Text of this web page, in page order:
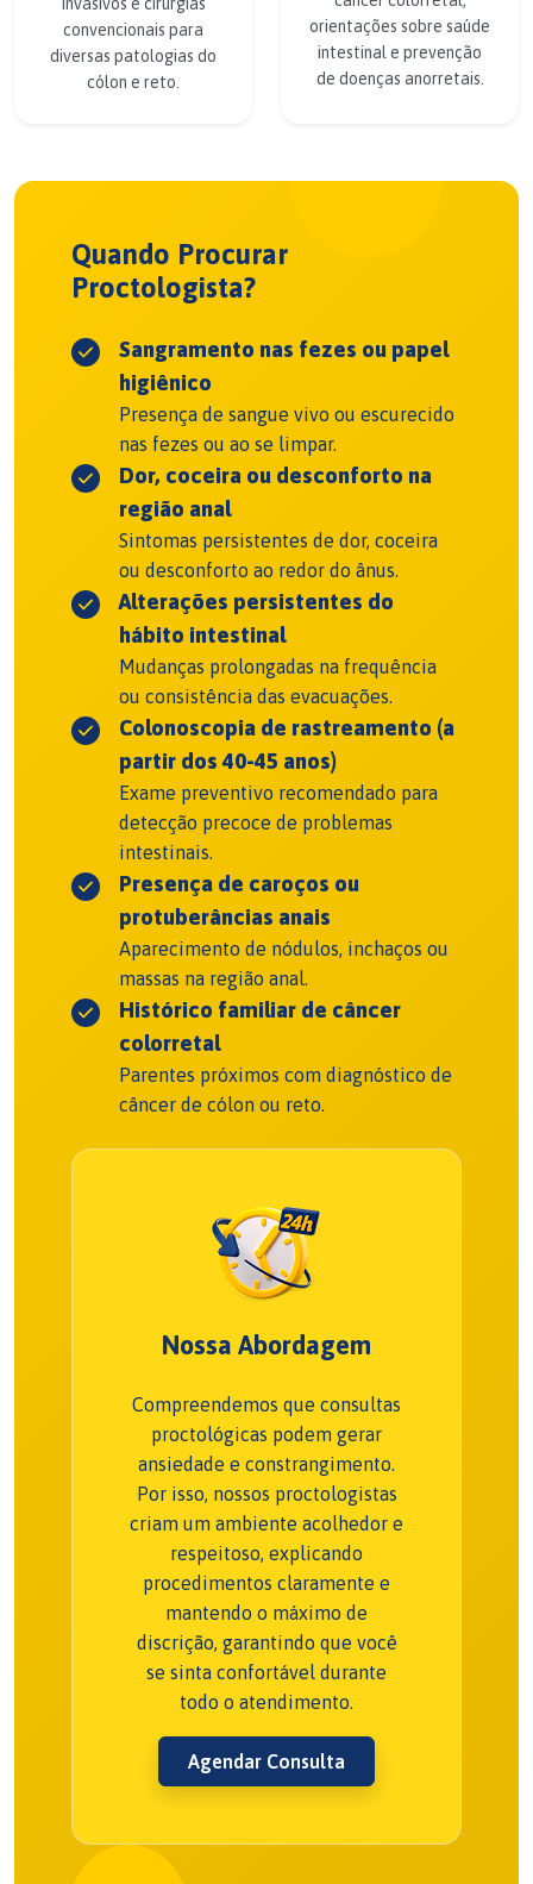
invasivos e cirurgias
convencionais para
diversas patologias do
cólon e reto.
orientações sobre saúde
intestinal e prevenção
de doenças anorretais.
Quando Procurar
Proctologista?
Sangramento nas fezes ou papel
higiênico
Presença de sangue vivo ou escurecido
nas fezes ou ao se limpar.
Dor, coceira ou desconforto na
região anal
Sintomas persistentes de dor, coceira
ou desconforto ao redor do ânus.
Alterações persistentes do
hábito intestinal
Mudanças prolongadas na frequência
ou consistência das evacuações.
Colonoscopia de rastreamento (a
partir dos 40-45 anos)
Exame preventivo recomendado para
detecção precoce de problemas
intestinais.
Presença de caroços ou
protuberâncias anais
Aparecimento de nódulos, inchaços ou
massas na região anal.
Histórico familiar de câncer
colorretal
Parentes próximos com diagnóstico de
câncer de cólon ou reto.
Nossa Abordagem
Compreendemos que consultas
proctológicas podem gerar
ansiedade e constrangimento.
Por isso, nossos proctologistas
criam um ambiente acolhedor e
respeitoso, explicando
procedimentos claramente e
mantendo o máximo de
discrição, garantindo que você
se sinta confortável durante
todo o atendimento.
Agendar Consulta